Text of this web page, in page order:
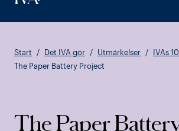
Start Det IVA gör Utmärkelser
IVAs
The Paper Battery Project
The Paper